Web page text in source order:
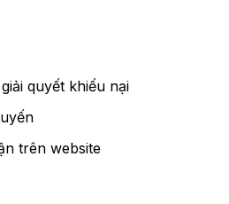
quyết khiếu nại
trên website